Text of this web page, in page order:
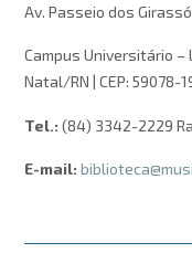
Av. Passeio dos
Campus Universitário –
Natal/RN | CEP: 59078-
Tel.: (84) 3342-2229
E-mail: